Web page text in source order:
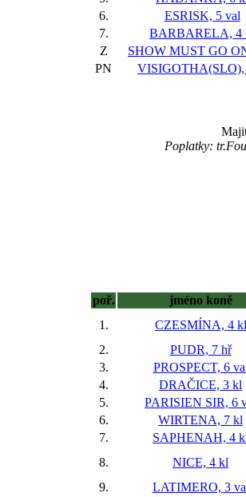
6.
ESRISK, 5 val
7.
BARBARELA, 4
Z
SHOW MUST GO
PN
VISIGOTHA(SLO),
Poplatky:
poř. jméno koně
1.
CZESMÍNA, 4 kl
2.
PUDR, 7 hř
3.
PROSPECT, 6
4.
DRAČICE, 3 kl
5.
PARISIEN SIR, 6
6.
WIRTENA, 7 kl
7.
SAPHENAH, 4
8.
NICE, 4 kl
9.
LATIMERO, 3